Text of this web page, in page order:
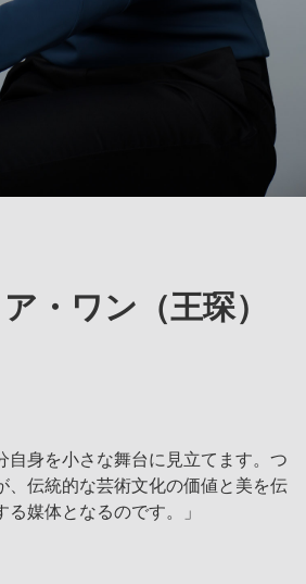
・ワン（王琛）
自身を小さな舞台に見立てます。つ
、伝統的な芸術文化の価値と美を伝
媒体となるのです。」